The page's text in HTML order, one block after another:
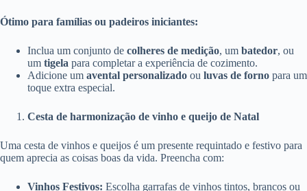
Ótimo para famílias ou padeiros iniciantes:
Inclua um conjunto de colheres de medição, um batedor, ou
um tigela para completar a experiência de cozimento.
Adicione um avental personalizado ou luvas de forno para um
toque extra especial.
Cesta de harmonização de vinho e queijo de Natal
Uma cesta de vinhos e queijos é um presente requintado e festivo para
quem aprecia as coisas boas da vida. Preencha com:
Vinhos Festivos: Escolha garrafas de vinhos tintos, brancos ou